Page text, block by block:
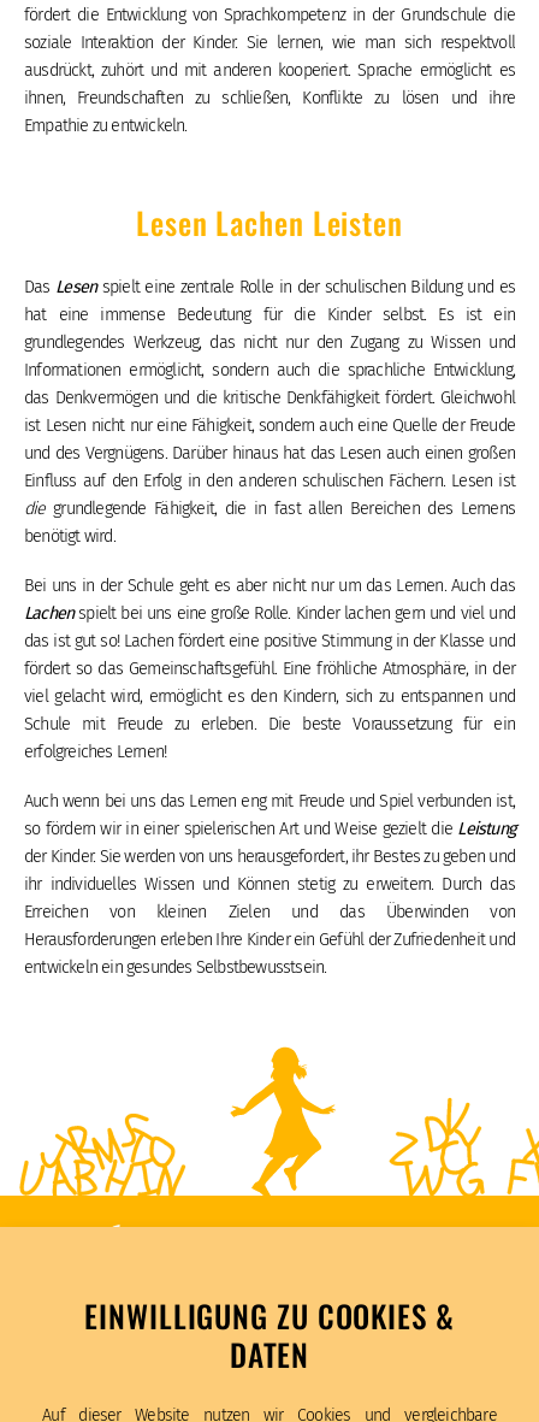
EINWILLIGUNG ZU COOKIES &
DATEN
Auf dieser Website nutzen wir Cookies und vergleichbare
fördert die Entwicklung von Sprachkompetenz in der Grundschule die
soziale Interaktion der Kinder. Sie lernen, wie man sich respektvoll
ausdrückt, zuhört und mit anderen kooperiert. Sprache ermöglicht es
ihnen, Freundschaften zu schließen, Konflikte zu lösen und ihre
Empathie zu entwickeln.
Lesen Lachen Leisten
Das Lesenspielt eine zentrale Rolle in der schulischen Bildung und es
hat eine immense Bedeutung für die Kinder selbst. Es ist ein
grundlegendes Werkzeug, das nicht nur den Zugang zu Wissen und
Informationen ermöglicht, sondern auch die sprachliche Entwicklung,
das Denkvermögen und die kritische Denkfähigkeit fördert. Gleichwohl
ist Lesen nicht nur eine Fähigkeit, sondern auch eine Quelle der Freude
und des Vergnügens. Darüber hinaus hat das Lesen auch einen großen
Einfluss auf den Erfolg in den anderen schulischen Fächern. Lesen ist
diegrundlegende Fähigkeit, die in fast allen Bereichen des Lernens
benötigt wird.
Bei uns in der Schule geht es aber nicht nur um das Lernen. Auch das
Lachenspielt bei uns eine große Rolle. Kinder lachen gern und viel und
das ist gut so! Lachen fördert eine positive Stimmung in der Klasse und
fördert so das Gemeinschaftsgefühl. Eine fröhliche Atmosphäre, in der
viel gelacht wird, ermöglicht es den Kindern, sich zu entspannen und
Schule mit Freude zu erleben. Die beste Voraussetzung für ein
erfolgreiches Lernen!
Auch wenn bei uns das Lernen eng mit Freude und Spiel verbunden ist,
so fördern wir in einer spielerischen Art und Weise gezielt die Leistung
der Kinder. Sie werden von uns herausgefordert, ihr Bestes zu geben und
ihr individuelles Wissen und Können stetig zu erweitern. Durch das
Erreichen von kleinen Zielen und das Überwinden von
Herausforderungen erleben Ihre Kinder ein Gefühl der Zufriedenheit und
entwickeln ein gesundes Selbstbewusstsein.
Katholische Schule Am Weiher